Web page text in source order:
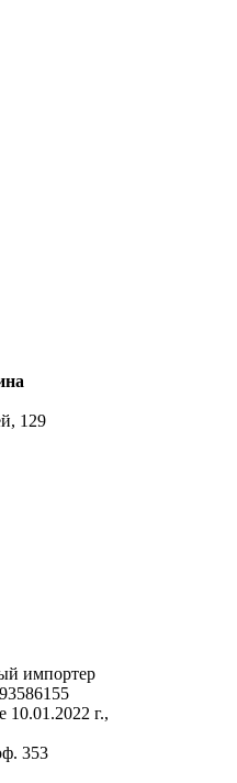
129
импортер
10.01.2022 г.,
353